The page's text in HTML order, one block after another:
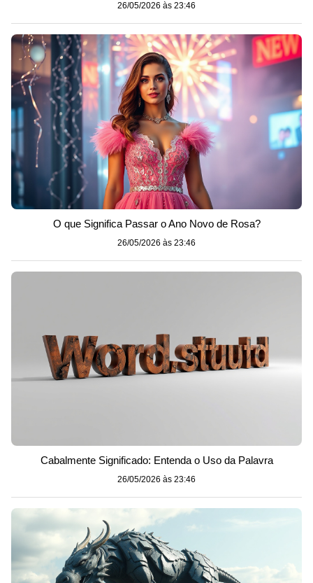
26/05/2026 às 23:46
O que Significa Passar o Ano Novo de Rosa?
26/05/2026 às 23:46
Cabalmente Significado: Entenda o Uso da Palavra
26/05/2026 às 23:46